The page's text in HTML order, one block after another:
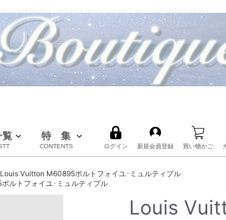
覧 特 集
CONTENTS
【人気レザーアイテムも豊富にご用意‼︎】
【毎日の必需品もココなら揃う‼︎】
【ベビー・キッズアイテムもお任せ‼︎】
【人気ブランドのアイウェアも展開中‼︎】
【ブランドコスメ取扱いスタート‼︎】
【ブランド界の帝王、LOUIS VUITTONも展開中‼︎】【大人気のPOP Hアクセサリーが手に入るのはココだけ‼︎】
【大好評CHANELの人気バッグも展開中‼︎】
ログイン 新規会員登録 買い物かご
Louis Vuitton M60895ポルトフォイユ･ミュルティプル
ルトフォイユ･ミュルティプル
Louis